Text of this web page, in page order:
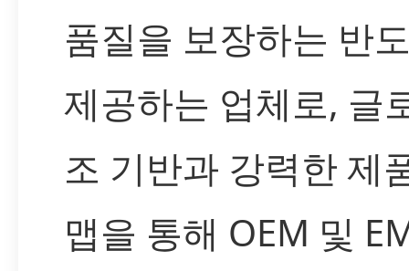
품질을 보장하는 반
제공하는 업체로, 글
조 기반과 강력한 제
맵을 통해 OEM 및